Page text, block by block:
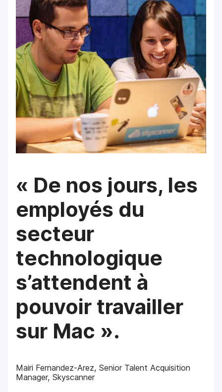
« De nos jours, les
employés du
secteur
technologique
s’attendent à
pouvoir travailler
sur Mac ».
Mairi Fernandez-Arez, Senior Talent Acquisition
Manager, Skyscanner